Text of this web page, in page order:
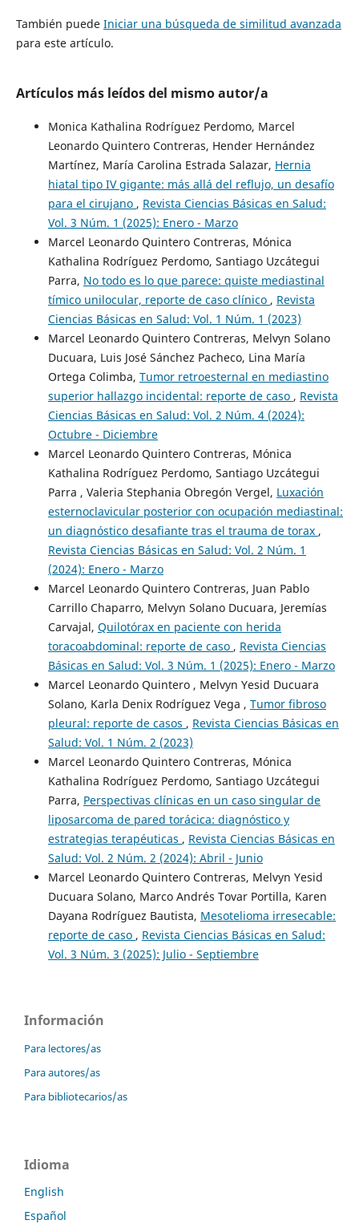
También puede Iniciar una búsqueda de similitud avanzada
para este artículo.
Artículos más leídos del mismo autor/a
Monica Kathalina Rodríguez Perdomo, Marcel
Leonardo Quintero Contreras, Hender Hernández
Martínez, María Carolina Estrada Salazar, Hernia
hiatal tipo IV gigante: más allá del reflujo, un desafío
para el cirujano , Revista Ciencias Básicas en Salud:
Vol. 3 Núm. 1 (2025): Enero - Marzo
Marcel Leonardo Quintero Contreras, Mónica
Kathalina Rodríguez Perdomo, Santiago Uzcátegui
Parra, No todo es lo que parece: quiste mediastinal
tímico unilocular, reporte de caso clínico , Revista
Ciencias Básicas en Salud: Vol. 1 Núm. 1 (2023)
Marcel Leonardo Quintero Contreras, Melvyn Solano
Ducuara, Luis José Sánchez Pacheco, Lina María
Ortega Colimba, Tumor retroesternal en mediastino
superior hallazgo incidental: reporte de caso , Revista
Ciencias Básicas en Salud: Vol. 2 Núm. 4 (2024):
Octubre - Diciembre
Marcel Leonardo Quintero Contreras, Mónica
Kathalina Rodríguez Perdomo, Santiago Uzcátegui
Parra , Valeria Stephania Obregón Vergel, Luxación
esternoclavicular posterior con ocupación mediastinal:
un diagnóstico desafiante tras el trauma de torax ,
Revista Ciencias Básicas en Salud: Vol. 2 Núm. 1
(2024): Enero - Marzo
Marcel Leonardo Quintero Contreras, Juan Pablo
Carrillo Chaparro, Melvyn Solano Ducuara, Jeremías
Carvajal, Quilotórax en paciente con herida
toracoabdominal: reporte de caso , Revista Ciencias
Básicas en Salud: Vol. 3 Núm. 1 (2025): Enero - Marzo
Marcel Leonardo Quintero , Melvyn Yesid Ducuara
Solano, Karla Denix Rodríguez Vega , Tumor fibroso
pleural: reporte de casos , Revista Ciencias Básicas en
Salud: Vol. 1 Núm. 2 (2023)
Marcel Leonardo Quintero Contreras, Mónica
Kathalina Rodríguez Perdomo, Santiago Uzcátegui
Parra, Perspectivas clínicas en un caso singular de
liposarcoma de pared torácica: diagnóstico y
estrategias terapéuticas , Revista Ciencias Básicas en
Salud: Vol. 2 Núm. 2 (2024): Abril - Junio
Marcel Leonardo Quintero Contreras, Melvyn Yesid
Ducuara Solano, Marco Andrés Tovar Portilla, Karen
Dayana Rodríguez Bautista, Mesotelioma irresecable:
reporte de caso , Revista Ciencias Básicas en Salud:
Vol. 3 Núm. 3 (2025): Julio - Septiembre
Información
Para lectores/as
Para autores/as
Para bibliotecarios/as
Idioma
English
Español